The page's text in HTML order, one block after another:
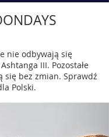
nie odbywają się
III. Pozostałe
się bez zmian. Sprawdź
Polski.